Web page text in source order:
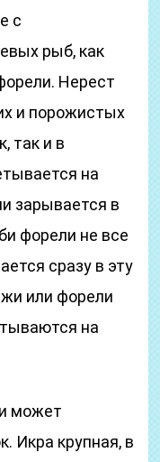
с
рыб, как
Нерест
и порожистых
так и в
на
зарывается в
форели не все
сразу в эту
или форели
на
может
Икра крупная, в